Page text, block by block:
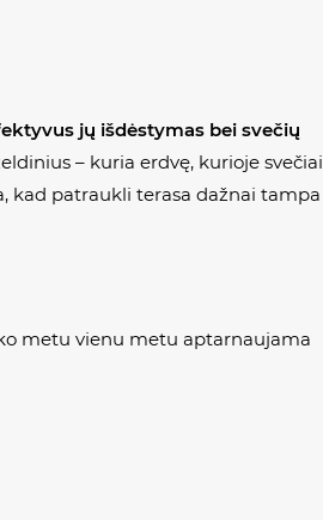
jų išdėstymas bei svečių
– kuria erdvę, kurioje svečiai
kad patraukli terasa dažnai tampa
metu vienu metu aptarnaujama